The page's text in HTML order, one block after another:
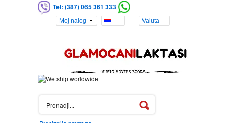
Tel: (387) 065 361 333
Moj nalog Valuta